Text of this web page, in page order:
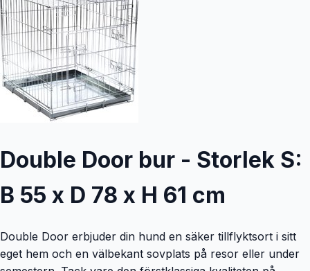
Double Door bur - Storlek S:
B 55 x D 78 x H 61 cm
Double Door erbjuder din hund en säker tillflyktsort i sitt
eget hem och en välbekant sovplats på resor eller under